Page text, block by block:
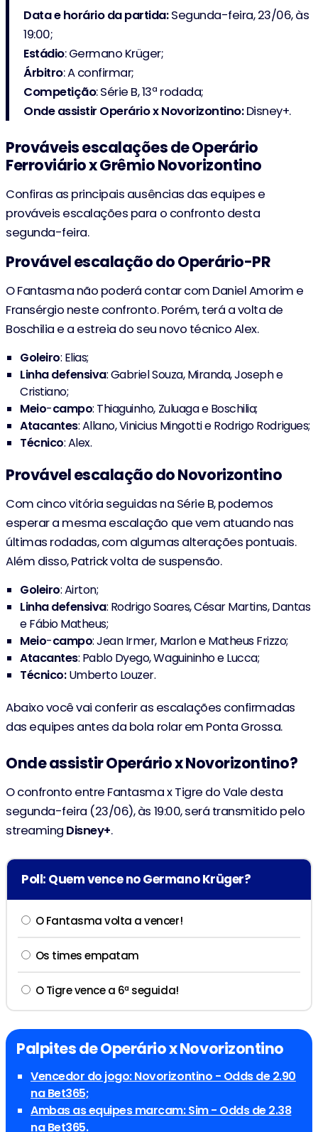
Data e horário da partida:Segunda-feira, 23/06, às
19:00;
Estádio: Germano Krüger;
Árbitro: A confirmar;
Competição: Série B, 13ª rodada;
Onde assistir Operário x Novorizontino:Disney+.
Prováveis escalações de Operário
Ferroviário x Grêmio Novorizontino
Confiras as principais ausências das equipes e
prováveis escalações para o confronto desta
segunda-feira.
Provável escalação do Operário-PR
O Fantasma não poderá contar com Daniel Amorim e
Fransérgio neste confronto. Porém, terá a volta de
Boschilia e a estreia do seu novo técnico Alex.
Goleiro: Elias;
Linhadefensiva: Gabriel Souza, Miranda, Joseph e
Cristiano;
Meio-campo: Thiaguinho, Zuluaga e Boschilia;
Atacantes: Allano, Vinicius Mingotti e Rodrigo Rodrigues;
Técnico: Alex.
Provável escalação do Novorizontino
Com cinco vitória seguidas na Série B, podemos
esperar a mesma escalação que vem atuando nas
últimas rodadas, com algumas alterações pontuais.
Além disso, Patrick volta de suspensão.
Goleiro: Airton;
Linhadefensiva: Rodrigo Soares, César Martins, Dantas
e Fábio Matheus;
Meio-campo: Jean Irmer, Marlon e Matheus Frizzo;
Atacantes: Pablo Dyego, Waguininho e Lucca;
Técnico:Umberto Louzer.
Abaixo você vai conferir as escalações confirmadas
das equipes antes da bola rolar em Ponta Grossa.
Onde assistir Operário x Novorizontino?
O confronto entre Fantasma x Tigre do Vale desta
segunda-feira (23/06), às 19:00, será transmitido pelo
streaming Disney+.
Poll: Quem vence no Germano Krüger?
O Fantasma volta a vencer!
Os times empatam
O Tigre vence a 6ª seguida!
Palpites de Operário x Novorizontino
Vencedor do jogo: Novorizontino - Odds de 2.90
na Bet365;
Ambas as equipes marcam: Sim - Odds de 2.38
na Bet365.